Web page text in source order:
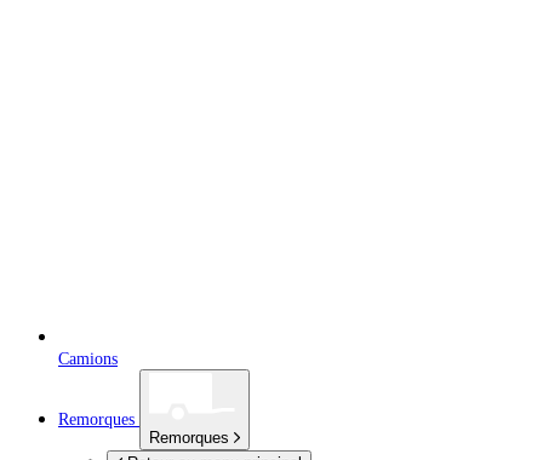
Camions
Remorques
Remorques